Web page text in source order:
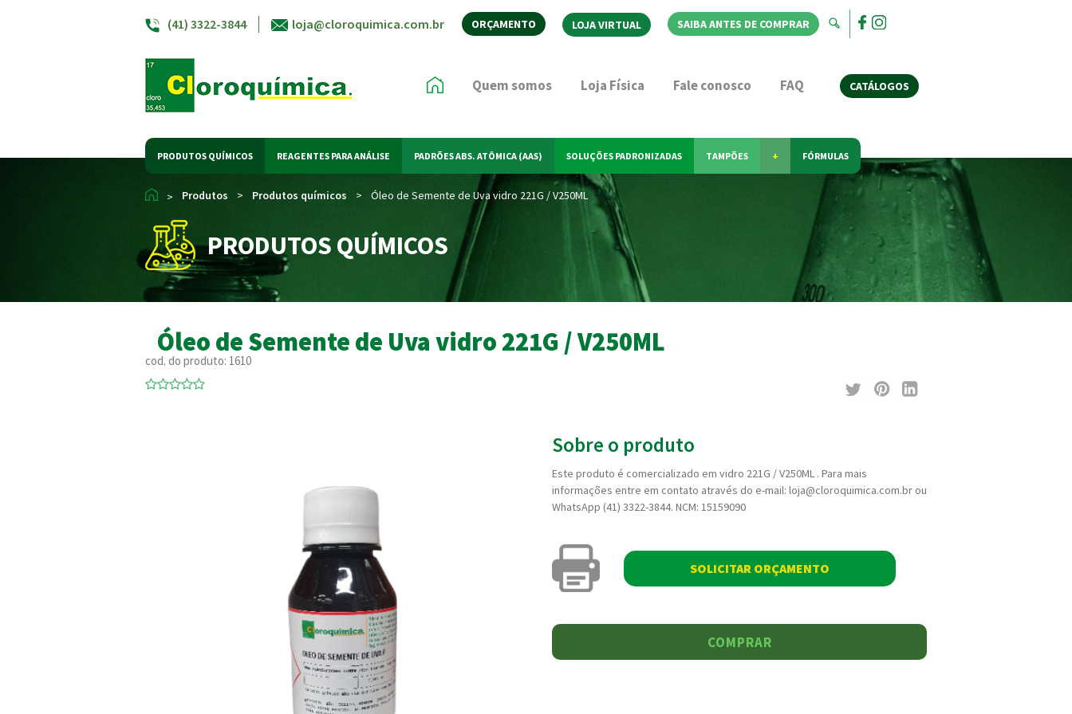
(41) 3322-3844 loja@cloroquimica.com.br ORÇAMENTO LOJA VIRTUAL SAIBA ANTES DE COMPRAR
Quem somos Loja Física Fale conosco FAQ CATÁLOGOS
PRODUTOS QUÍMICOS REAGENTES PARA ANÁLISE PADRÕES ABS. ATÔMICA (AAS) SOLUÇÕES PADRONIZADAS TAMPÕES + FÓRMULAS
> Produtos > Produtos químicos > Óleo de Semente de Uva vidro 221G / V250ML
PRODUTOS QUÍMICOS
Óleo de Semente de Uva vidro 221G / V250ML
cod. do produto: 1610
Sobre o produto
Este produto é comercializado em vidro 221G / V250ML . Para mais
informações entre em contato através do e-mail: loja@cloroquimica.com.br ou
WhatsApp (41) 3322-3844. NCM: 15159090
SOLICITAR ORÇAMENTO
COMPRAR